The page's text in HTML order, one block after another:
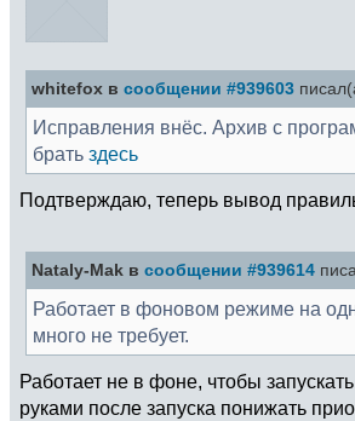
whitefox в сообщении #939603
Исправления внёс. Архив с
брать здесь
Подтверждаю, теперь вывод
Nataly-Mak в сообщении #939614
Работает в фоновом режиме на
много не требует.
Работает не в фоне, чтобы
руками после запуска понижать